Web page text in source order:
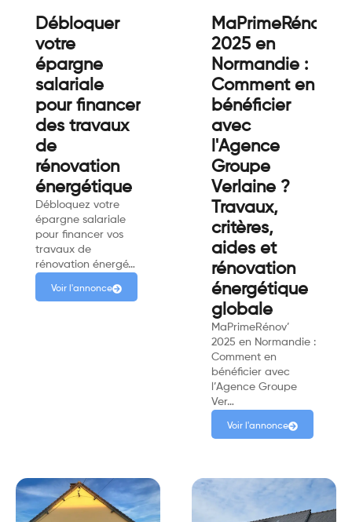
Débloquer
votre
épargne
salariale
pour financer
des travaux
de
rénovation
énergétique
Débloquez votre
épargne salariale
pour financer vos
travaux de
rénovation énergé…
Voir l'annonce
MaPrimeRénov’
2025 en
Normandie :
Comment en
bénéficier
avec
l'Agence
Groupe
Verlaine ?
Travaux,
critères,
aides et
rénovation
énergétique
globale
MaPrimeRénov’
2025 en Normandie :
Comment en
bénéficier avec
l’Agence Groupe
Ver…
Voir l'annonce